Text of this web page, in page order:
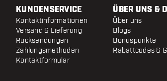
KUNDENSERVICE
Kontaktinformationen
Versand & Lieferung
Rücksendungen
Zahlungsmethoden
Kontaktformular
ÜBER UNS &
Über uns
Blogs
Bonuspunkte
Rabattcodes &